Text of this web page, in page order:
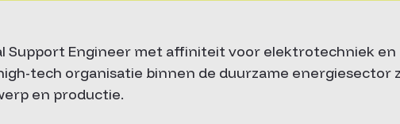
Support Engineer met affiniteit voor elektrotechniek en
tech organisatie binnen de duurzame energiesector
en productie.